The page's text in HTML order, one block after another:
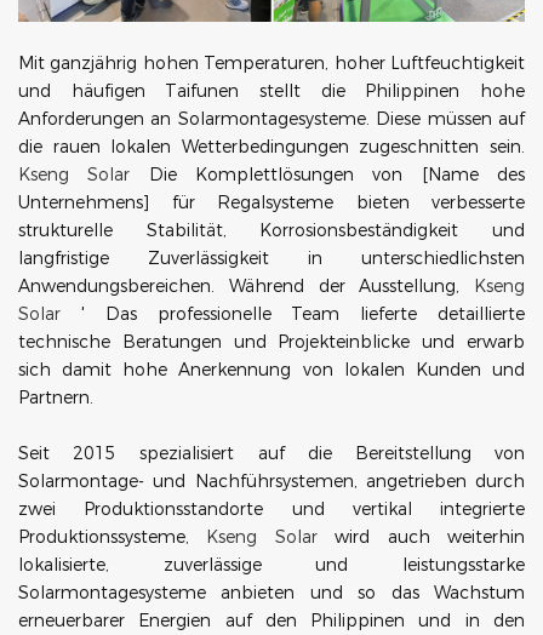
Mit ganzjährig hohen Temperaturen, hoher Luftfeuchtigkeit
und häufigen Taifunen stellt die Philippinen hohe
Anforderungen an Solarmontagesysteme. Diese müssen auf
die rauen lokalen Wetterbedingungen zugeschnitten sein.
Kseng Solar Die Komplettlösungen von [Name des
Unternehmens] für Regalsysteme bieten verbesserte
strukturelle Stabilität, Korrosionsbeständigkeit und
langfristige Zuverlässigkeit in unterschiedlichsten
Anwendungsbereichen. Während der Ausstellung, Kseng
Solar ' Das professionelle Team lieferte detaillierte
technische Beratungen und Projekteinblicke und erwarb
sich damit hohe Anerkennung von lokalen Kunden und
Partnern.
Seit 2015 spezialisiert auf die Bereitstellung von
Solarmontage- und Nachführsystemen, angetrieben durch
zwei Produktionsstandorte und vertikal integrierte
Produktionssysteme, Kseng Solarwird auch weiterhin
lokalisierte, zuverlässige und leistungsstarke
Solarmontagesysteme anbieten und so das Wachstum
erneuerbarer Energien auf den Philippinen und in den